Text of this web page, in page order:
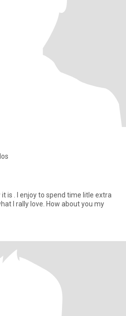
is . I enjoy to spend time litle extra
I rally love. How about you my